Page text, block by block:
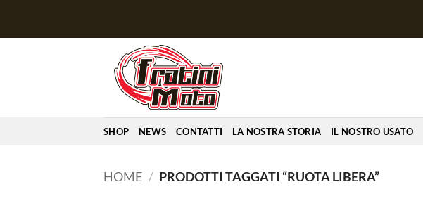
SHOP NEWS CONTATTI LA NOSTRA STORIA IL NOSTRO USATO
HOME / PRODOTTI TAGGATI “RUOTA LIBERA”